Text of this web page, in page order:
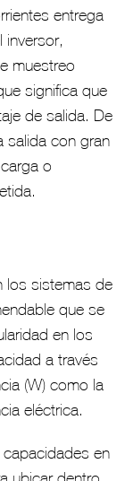
entrega
inversor,
muestreo
significa que
de salida. De
salida con gran
o
los sistemas de
que se
en los
a través
(W) como la
eléctrica.
en